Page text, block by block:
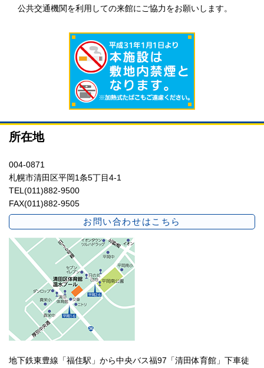
公共交通機関を利用しての来館にご協力をお願いします。
所在地
004-0871
札幌市清田区平岡1条5丁目4-1
TEL(011)882-9500
FAX(011)882-9505
お問い合わせはこちら
地下鉄東豊線「福住駅」から中央バス福97「清田体育館」下車徒